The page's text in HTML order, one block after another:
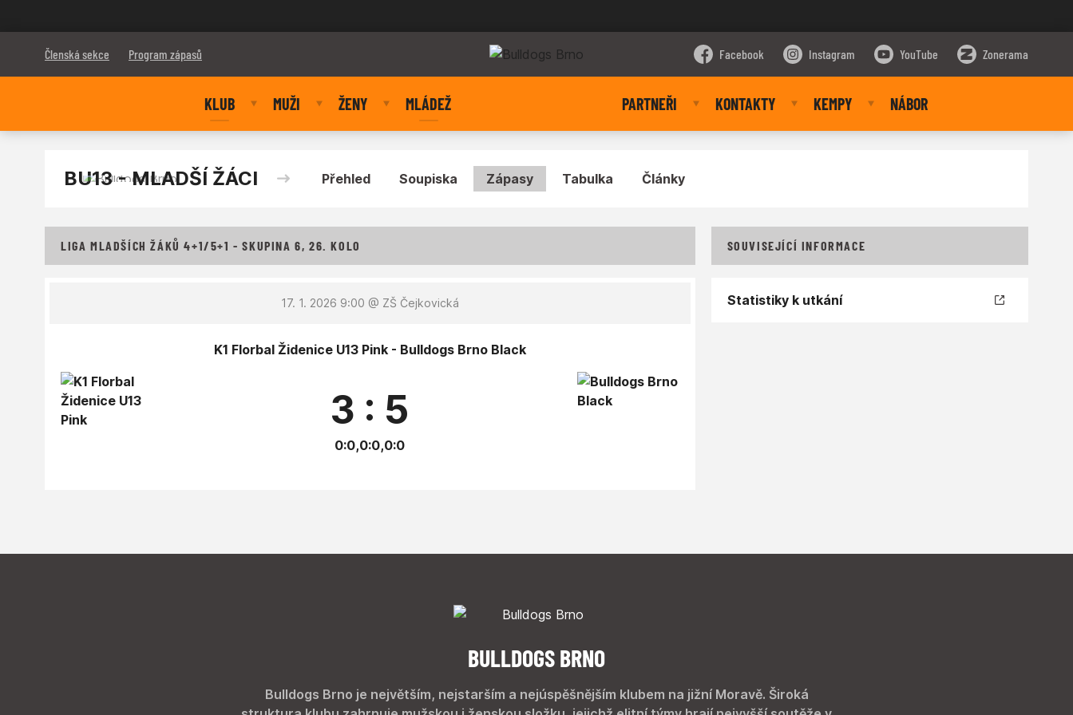
Členská sekce Program zápasů Facebook Instagram YouTube Zonerama
KLUB MUŽI ŽENY MLÁDEŽ PARTNEŘI KONTAKTY KEMPY NÁBOR
BU13 - MLADŠÍ ŽÁCI Přehled Soupiska Zápasy Tabulka Články
LIGA MLADŠÍCH ŽÁKŮ 4+1/5+1 - SKUPINA 6, 26. KOLO
17. 1. 2026 9:00 @ ZŠ Čejkovická
K1 Florbal Židenice U13 Pink - Bulldogs Brno Black
3 : 5
0:0,0:0,0:0
SOUVISEJÍCÍ INFORMACE
Statistiky k utkání
BULLDOGS BRNO
Bulldogs Brno je největším, nejstarším a nejúspěšnějším klubem na jižní Moravě. Široká